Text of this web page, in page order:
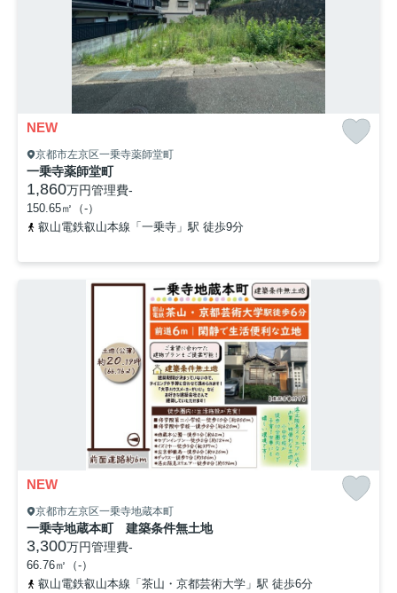
NEW
京都市左京区一乗寺薬師堂町
一乗寺薬師堂町
1,860万円管理費-
150.65㎡（-）
叡山電鉄叡山本線「一乗寺」駅 徒歩9分
NEW
京都市左京区一乗寺地蔵本町
一乗寺地蔵本町 建築条件無土地
3,300万円管理費-
66.76㎡（-）
叡山電鉄叡山本線「茶山・京都芸術大学」駅 徒歩6分